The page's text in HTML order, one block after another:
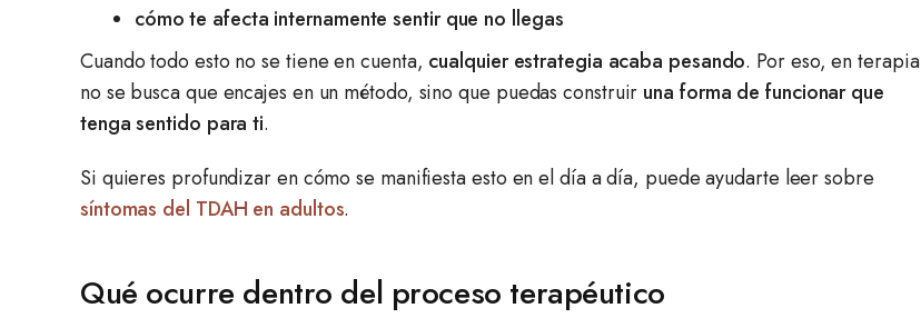
cómo te afecta internamente sentir que no llegas
Cuando todo esto no se tiene en cuenta, cualquier estrategia acaba pesando. Por eso, en terapia
no se busca que encajes en un método, sino que puedas construir una forma de funcionar que
tenga sentido para ti.
Si quieres profundizar en cómo se manifiesta esto en el día a día, puede ayudarte leer sobre
síntomas del TDAH en adultos.
Qué ocurre dentro del proceso terapéutico